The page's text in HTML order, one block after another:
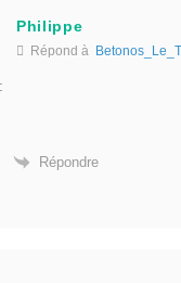
Philippe
Répond à
Répondre